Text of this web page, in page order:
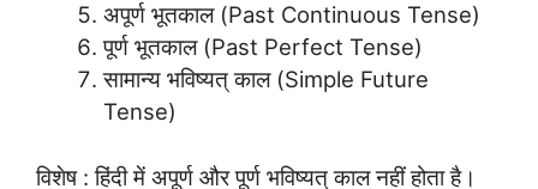
अपूर्ण भूतकाल (Past Continuous Tense)
पूर्ण भूतकाल (Past Perfect Tense)
सामान्य भविष्यत् काल (Simple Future
Tense)
विशेष : हिंदी में अपूर्ण और पूर्ण भविष्यत् काल नहीं होता है।